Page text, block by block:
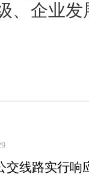
、企业
交线路实行响